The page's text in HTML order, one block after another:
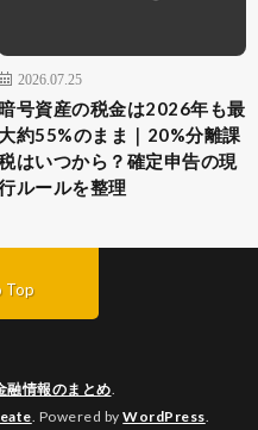
2026.07.25
号資産の税金は2026年も最
大約55%のまま｜20%分離課
はいつから？確定申告の現
ルールを整理
Top
融情報のまとめ
. Powered byWordPress